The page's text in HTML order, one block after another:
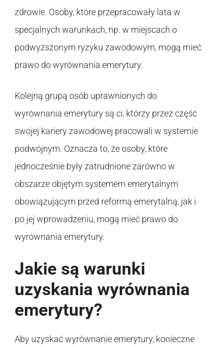
zdrowie. Osoby, które przepracowały lata w
specjalnych warunkach, np. w miejscach o
podwyższonym ryzyku zawodowym, mogą mieć
prawo do wyrównania emerytury.
Kolejną grupą osób uprawnionych do
wyrównania emerytury są ci, którzy przez część
swojej kariery zawodowej pracowali w systemie
podwójnym. Oznacza to, że osoby, które
jednocześnie były zatrudnione zarówno w
obszarze objętym systemem emerytalnym
obowiązującym przed reformą emerytalną, jak i
po jej wprowadzeniu, mogą mieć prawo do
wyrównania emerytury.
Jakie są warunki
uzyskania wyrównania
emerytury?
Aby uzyskać wyrównanie emerytury, konieczne